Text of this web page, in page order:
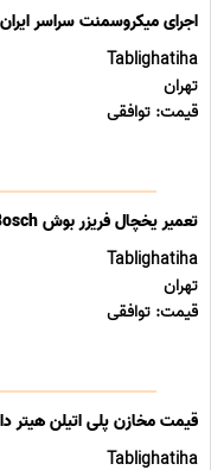
اجرای میکروسمنت سراسر ایران
Tablighatiha
تهران
قیمت: توافقی
تعمیر یخچال فریزر بوش Bosch شمال تهران
Tablighatiha
تهران
قیمت: توافقی
قیمت مخازن پلی اتیلن هیتر
Tablighatiha